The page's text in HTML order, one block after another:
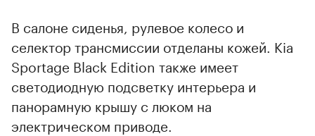
В салоне сиденья, рулевое колесо и
селектор трансмиссии отделаны кожей. Kia
Sportage Black Edition также имеет
светодиодную подсветку интерьера и
панорамную крышу с люком на
электрическом приводе.